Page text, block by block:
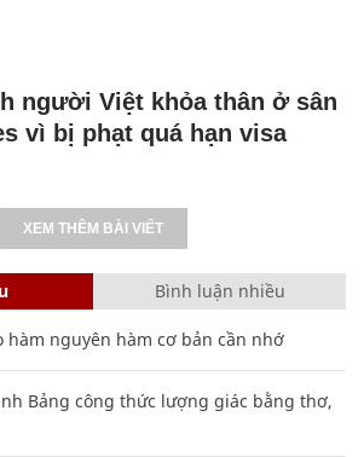
người Việt khỏa thân ở sân
vì bị phạt quá hạn visa
XEM THÊM BÀI VIẾT
Bình luận nhiều
hàm nguyên hàm cơ bản cần nhớ
Bảng công thức lượng giác bằng thơ,